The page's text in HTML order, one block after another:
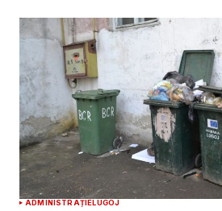
ADMINISTRAȚIELUGOJ